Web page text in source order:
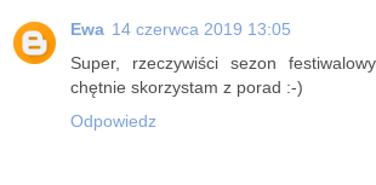
Ewa 14 czerwca 2019 13:05
Super, rzeczywiści sezon
chętnie skorzystam z porad :-)
Odpowiedz